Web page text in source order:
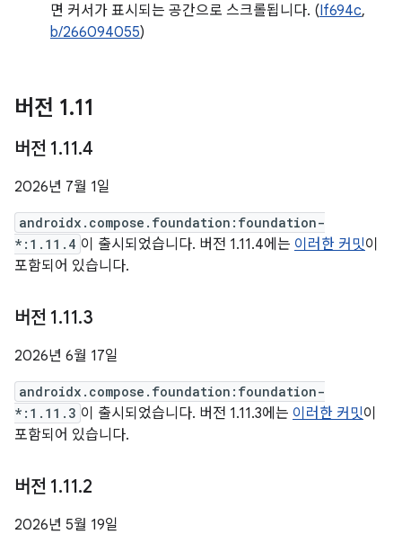
면 커서가 표시되는 공간으로 스크롤됩니다. (If694c,
b/266094055)
버전 1.11
버전 1.11.4
2026년 7월 1일
androidx.compose.foundation:foundation-
*:1.11.4 이 출시되었습니다. 버전 1.11.4에는 이러한 커밋이
포함되어 있습니다.
버전 1.11.3
2026년 6월 17일
androidx.compose.foundation:foundation-
*:1.11.3 이 출시되었습니다. 버전 1.11.3에는 이러한 커밋이
포함되어 있습니다.
버전 1.11.2
2026년 5월 19일